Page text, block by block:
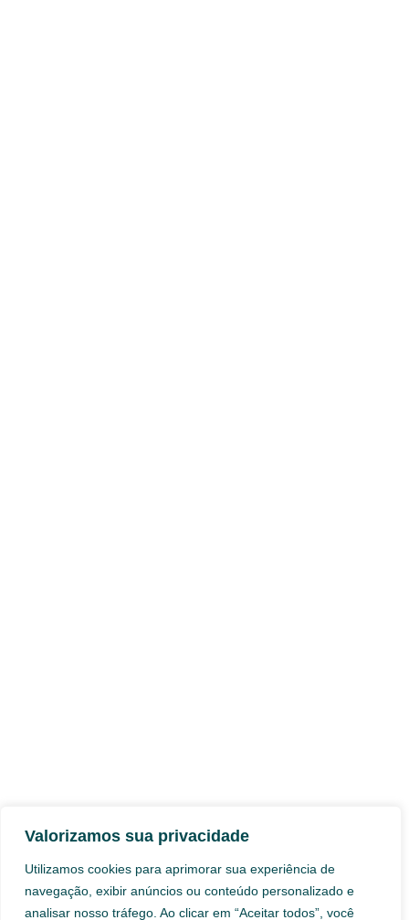
Valorizamos sua privacidade
Utilizamos cookies para aprimorar sua experiência de
navegação, exibir anúncios ou conteúdo personalizado e
analisar nosso tráfego. Ao clicar em “Aceitar todos”, você